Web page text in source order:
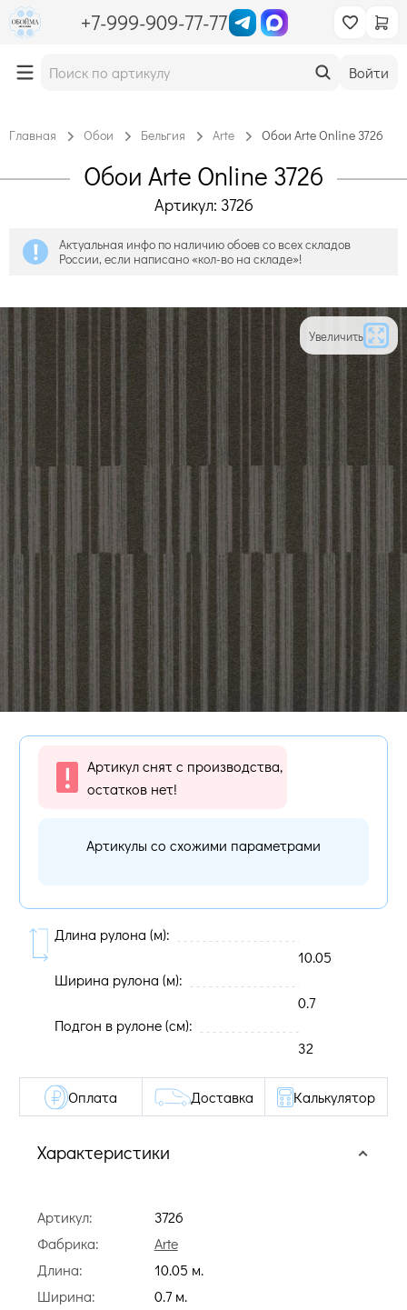
+7-999-909-77-77
Войти
Главная Обои Бельгия Arte Обои Arte Online 3726
Обои Arte Online 3726
Артикул: 3726
Актуальная инфо по наличию обоев со всех складов
России, если написано «кол-во на складе»!
Увеличить
Артикул снят с производства,
остатков нет!
Артикулы со схожими параметрами
Длина рулона (м):
10.05
Ширина рулона (м):
0.7
Подгон в рулоне (cм):
32
Характеристики
Артикул:
3726
Фабрика:
Arte
Длина:
10.05 м.
Ширина:
0.7 м.
Оплата Доставка Калькулятор